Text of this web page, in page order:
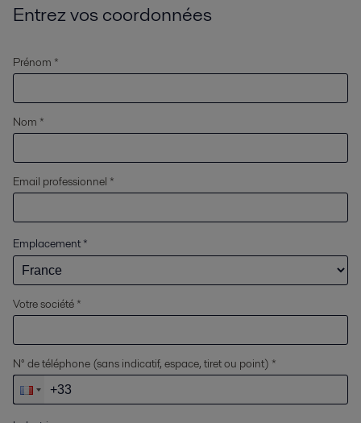
Entrez vos coordonnées
Prénom *
Nom *
Email professionnel *
Emplacement*
Votre société *
N° de téléphone (sans indicatif, espace, tiret ou point) *